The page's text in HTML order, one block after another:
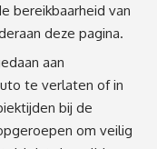
bereikbaarheid van
deze pagina.
aan
te verlaten of in
bij de
om veilig